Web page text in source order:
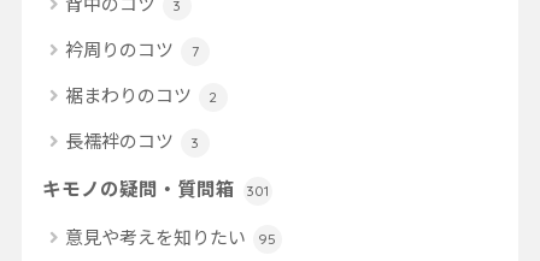
3
衿周りのコツ 7
裾まわりのコツ 2
長襦袢のコツ 3
キモノの疑問・質問箱 301
意見や考えを知りたい 95